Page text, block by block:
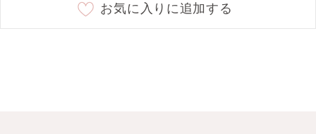
お気に入りに追加する